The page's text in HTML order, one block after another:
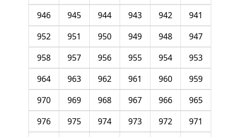
941
942
943
944
945
946
947
948
949
950
951
952
953
954
955
956
957
958
959
960
961
962
963
964
965
966
967
968
969
970
971
972
973
974
975
976